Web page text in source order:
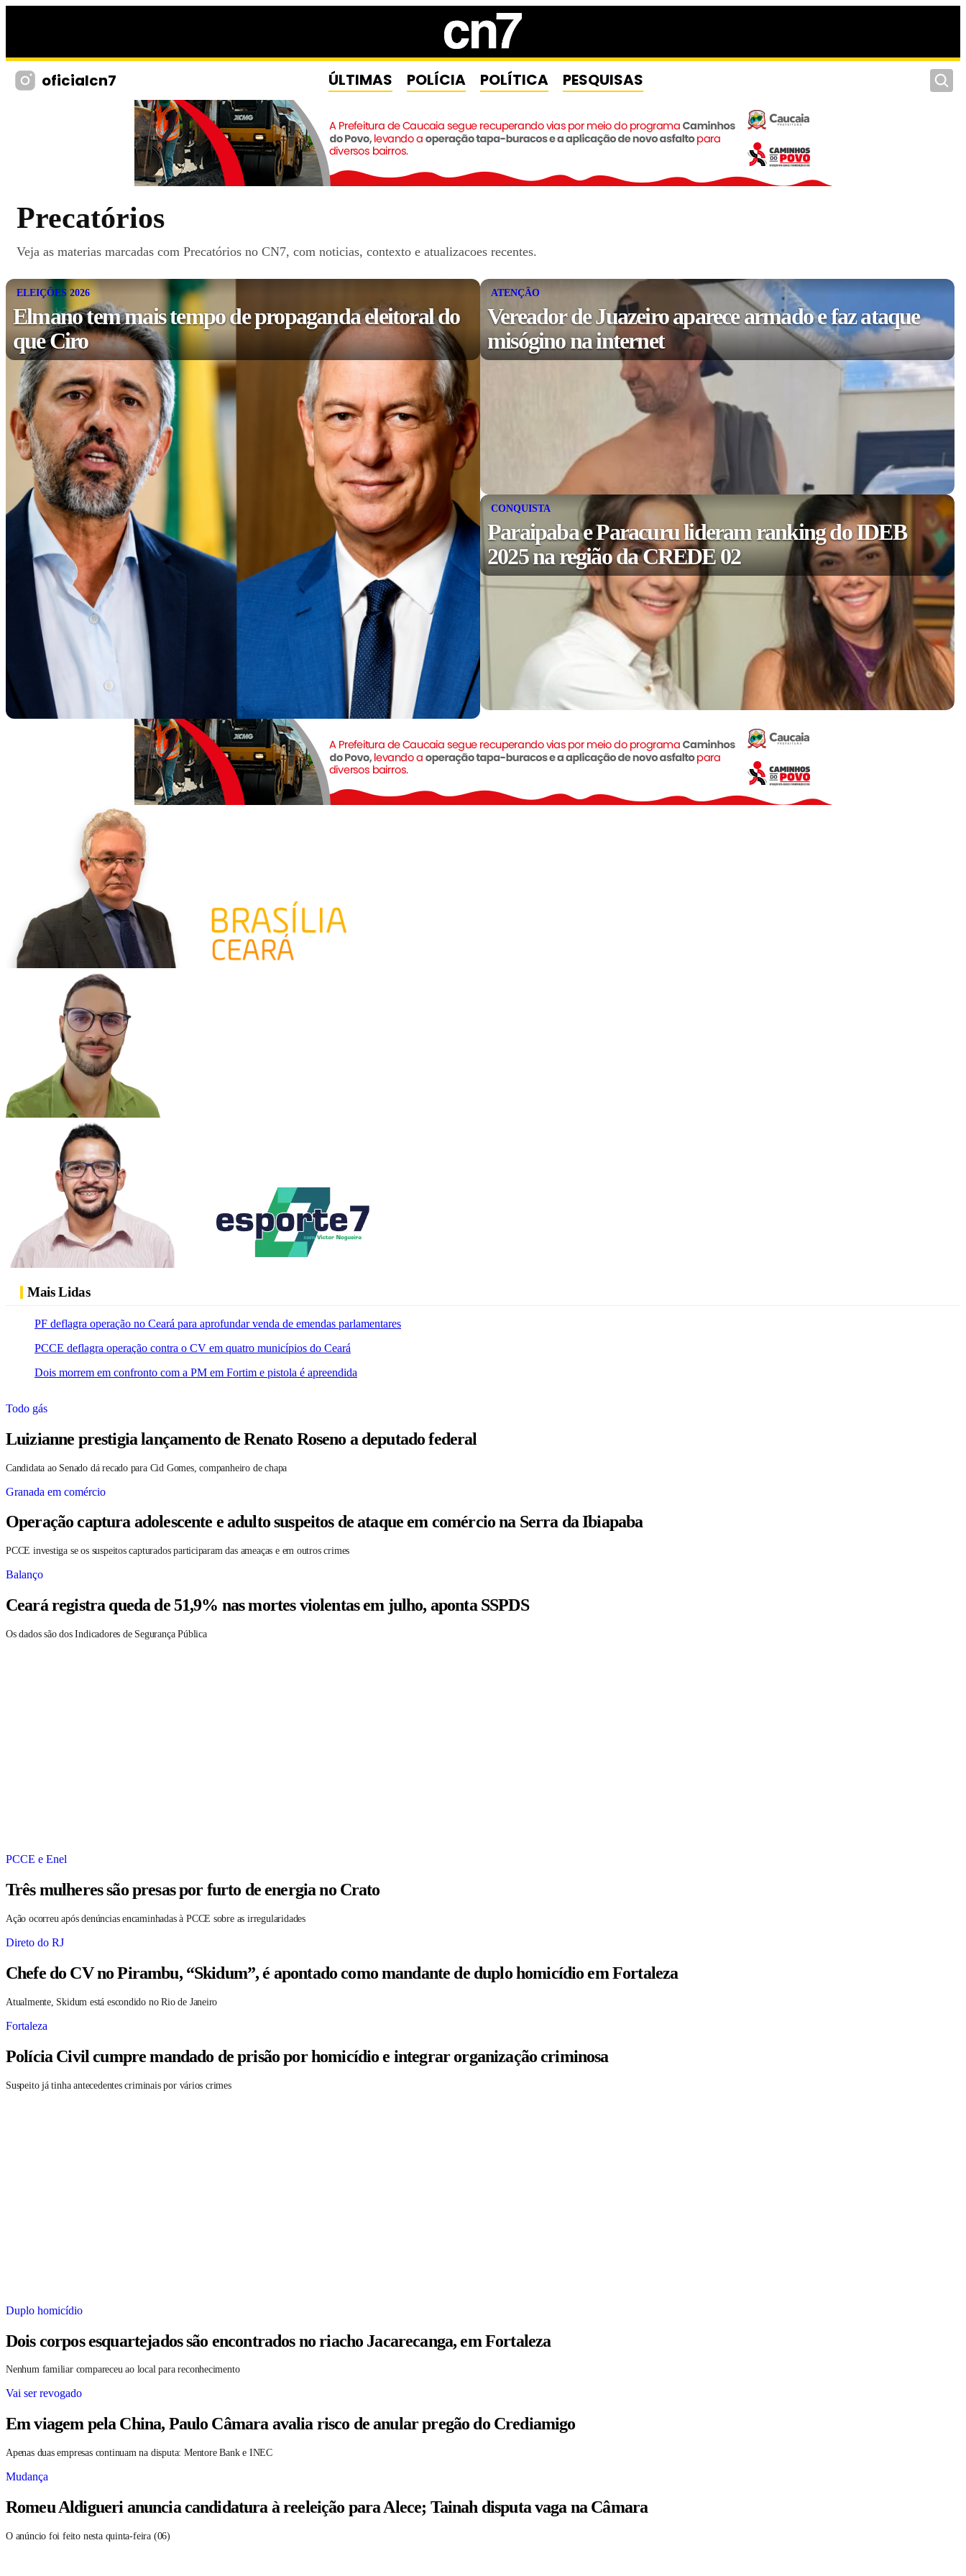
oficialcn7 ÚLTIMAS POLÍCIA POLÍTICA PESQUISAS
Precatórios
Veja as materias marcadas com Precatórios no CN7, com noticias, contexto e atualizacoes recentes.
ELEIÇÕES 2026
Elmano tem mais tempo de propaganda eleitoral do
que Ciro
ATENÇÃO
Vereador de Juazeiro aparece armado e faz ataque
misógino na internet
CONQUISTA
Paraipaba e Paracuru lideram ranking do IDEB
2025 na região da CREDE 02
Mais Lidas
PF deflagra operação no Ceará para aprofundar venda de emendas parlamentares
PCCE deflagra operação contra o CV em quatro municípios do Ceará
Dois morrem em confronto com a PM em Fortim e pistola é apreendida
Todo gás
Luizianne prestigia lançamento de Renato Roseno a deputado federal
Candidata ao Senado dá recado para Cid Gomes, companheiro de chapa
Granada em comércio
Operação captura adolescente e adulto suspeitos de ataque em comércio na Serra da Ibiapaba
PCCE investiga se os suspeitos capturados participaram das ameaças e em outros crimes
Balanço
Ceará registra queda de 51,9% nas mortes violentas em julho, aponta SSPDS
Os dados são dos Indicadores de Segurança Pública
PCCE e Enel
Três mulheres são presas por furto de energia no Crato
Ação ocorreu após denúncias encaminhadas à PCCE sobre as irregularidades
Direto do RJ
Chefe do CV no Pirambu, “Skidum”, é apontado como mandante de duplo homicídio em Fortaleza
Atualmente, Skidum está escondido no Rio de Janeiro
Fortaleza
Polícia Civil cumpre mandado de prisão por homicídio e integrar organização criminosa
Suspeito já tinha antecedentes criminais por vários crimes
Duplo homicídio
Dois corpos esquartejados são encontrados no riacho Jacarecanga, em Fortaleza
Nenhum familiar compareceu ao local para reconhecimento
Vai ser revogado
Em viagem pela China, Paulo Câmara avalia risco de anular pregão do Crediamigo
Apenas duas empresas continuam na disputa: Mentore Bank e INEC
Mudança
Romeu Aldigueri anuncia candidatura à reeleição para Alece; Tainah disputa vaga na Câmara
O anúncio foi feito nesta quinta-feira (06)